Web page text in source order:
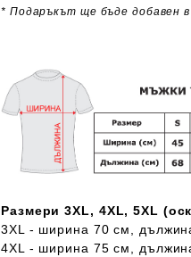
* Подаръкът ще бъде добавен
Размери 3XL, 4XL, 5XL
3XL - ширина 70 см,
4XL - ширина 75 см,